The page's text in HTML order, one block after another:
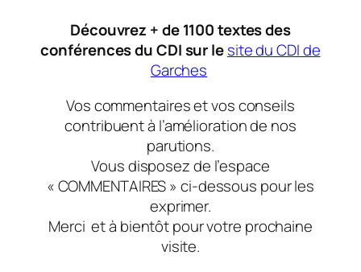
Découvrez + de 1100 textes des
conférences du CDI sur lesite du CDI de
Garches
Vos commentaires et vos conseils
contribuent à l’amélioration de nos
parutions.
Vous disposez de l’espace
« COMMENTAIRES » ci-dessous pour les
exprimer.
Merci et à bientôt pour votre prochaine
visite.